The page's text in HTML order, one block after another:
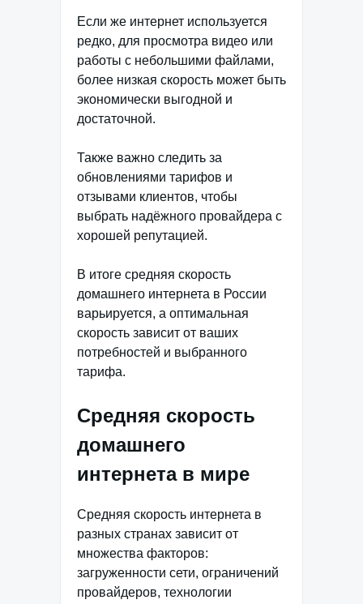
Если же интернет используется
редко, для просмотра видео или
работы с небольшими файлами,
более низкая скорость может быть
экономически выгодной и
достаточной.
Также важно следить за
обновлениями тарифов и
отзывами клиентов, чтобы
выбрать надёжного провайдера с
хорошей репутацией.
В итоге средняя скорость
домашнего интернета в России
варьируется, а оптимальная
скорость зависит от ваших
потребностей и выбранного
тарифа.
Средняя скорость
домашнего
интернета в мире
Средняя скорость интернета в
разных странах зависит от
множества факторов:
загруженности сети, ограничений
провайдеров, технологии